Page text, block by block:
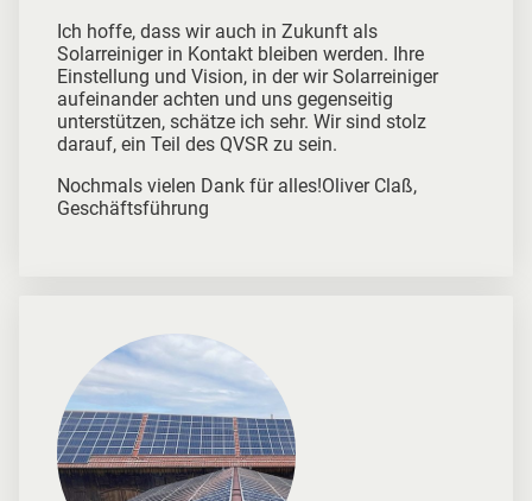
Ich hoffe, dass wir auch in Zukunft als
Solarreiniger in Kontakt bleiben werden. Ihre
Einstellung und Vision, in der wir Solarreiniger
aufeinander achten und uns gegenseitig
unterstützen, schätze ich sehr. Wir sind stolz
darauf, ein Teil des QVSR zu sein.
Nochmals vielen Dank für alles!Oliver Claß,
Geschäftsführung